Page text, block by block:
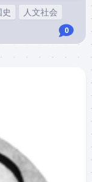
史
人文社会
0